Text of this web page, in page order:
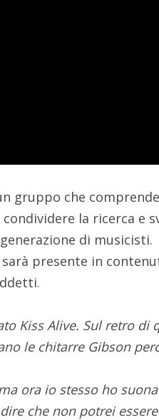
gruppo che
la ricerca e
di musicisti.
sarà presente in
Kiss Alive. Sul retro di
le chitarre Gibson
ora io stesso ho
che non potrei essere